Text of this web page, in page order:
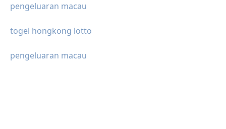
pengeluaran macau
togel hongkong lotto
pengeluaran macau